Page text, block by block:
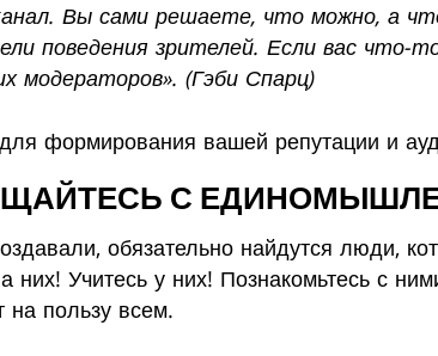
Вы сами решаете, что можно, а
поведения зрителей. Если вас
модераторов». (Гэби Спарц)
формирования вашей репутации и
С
обязательно найдутся люди,
них! Учитесь у них! Познакомьтесь с
на пользу всем.